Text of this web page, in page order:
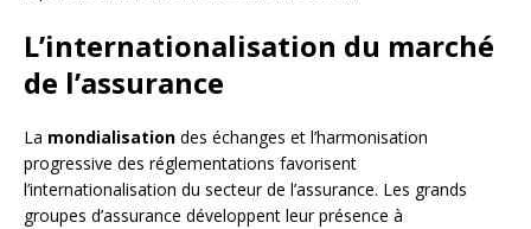
L’internationalisation du marché
de l’assurance
La mondialisation des échanges et l’harmonisation
progressive des réglementations favorisent
l’internationalisation du secteur de l’assurance. Les grands
groupes d’assurance développent leur présence à